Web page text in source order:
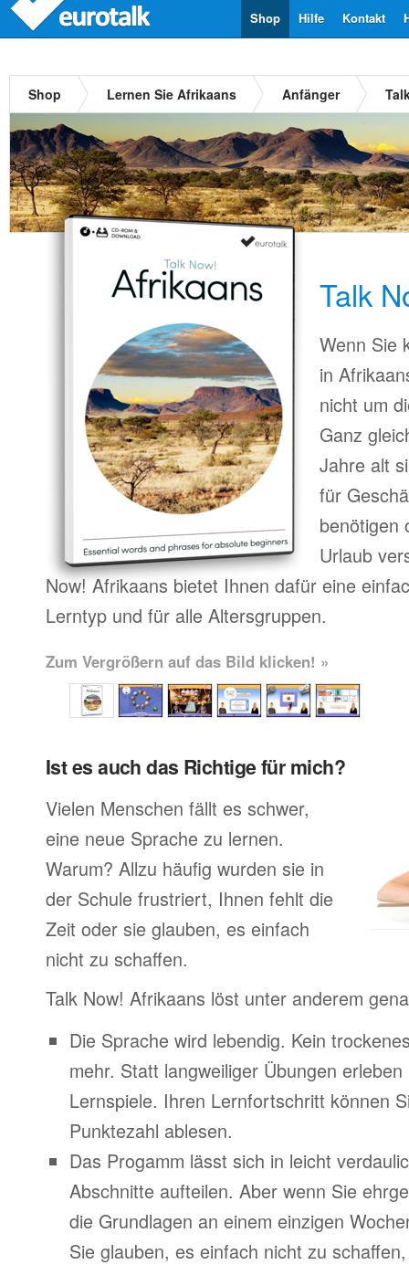
Kontakt
Hilfe
Shop
Shop Lernen Sie Afrikaans Anfänger
Talk
Wenn Sie
in
nicht um
Ganz
Jahre alt
für
benötigen
Urlaub
Now! Afrikaans bietet Ihnen dafür eine
Lerntyp und für alle Altersgruppen.
Zum Vergrößern auf das Bild klicken! »
Ist es auch das Richtige für mich?
Vielen Menschen fällt es schwer,
eine neue Sprache zu lernen.
Warum? Allzu häufig wurden sie in
der Schule frustriert, Ihnen fehlt die
Zeit oder sie glauben, es einfach
nicht zu schaffen.
Talk Now! Afrikaans löst unter anderem
Die Sprache wird lebendig. Kein
mehr. Statt langweiliger Übungen
Lernspiele. Ihren Lernfortschritt können
Punktezahl ablesen.
Das Progamm lässt sich in leicht
Abschnitte aufteilen. Aber wenn Sie
die Grundlagen an einem einzigen
Sie glauben, es einfach nicht zu